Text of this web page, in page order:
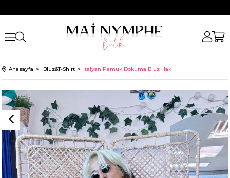
Anasayfa Bluz&T-Shirt İtalyan Pamuk Dokuma Bluz Haki